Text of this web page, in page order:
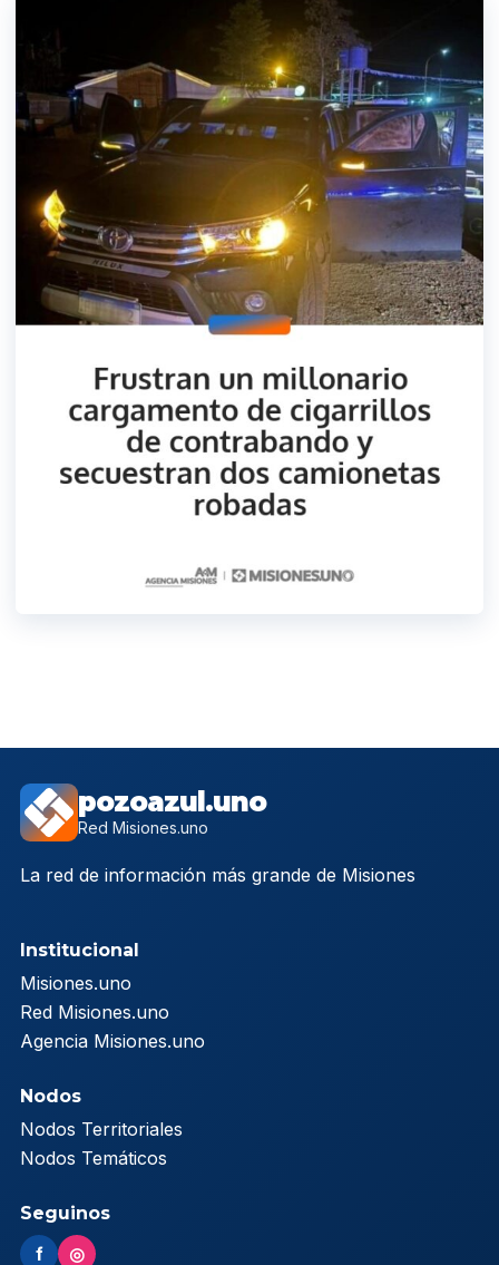
pozoazul.uno
Red Misiones.uno
La red de información más grande de Misiones
Institucional
Misiones.uno
Red Misiones.uno
Agencia Misiones.uno
Nodos
Nodos Territoriales
Nodos Temáticos
Seguinos
f ◎